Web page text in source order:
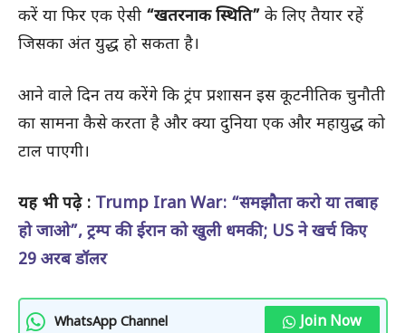
करें या फिर एक ऐसी “खतरनाक स्थिति” के लिए तैयार रहें
जिसका अंत युद्ध हो सकता है।
आने वाले दिन तय करेंगे कि ट्रंप प्रशासन इस कूटनीतिक चुनौती
का सामना कैसे करता है और क्या दुनिया एक और महायुद्ध को
टाल पाएगी।
यह भी पढ़े : Trump Iran War: “समझौता करो या तबाह
हो जाओ”, ट्रम्प की ईरान को खुली धमकी; US ने खर्च किए
29 अरब डॉलर
WhatsApp Channel Join Now